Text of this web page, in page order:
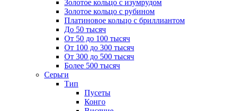
Золотое кольцо с изумрудом
Золотое кольцо с рубином
Платиновое кольцо с бриллиантом
До 50 тысяч
От 50 до 100 тысяч
От 100 до 300 тысяч
От 300 до 500 тысяч
Более 500 тысяч
Серьги
Тип
Пусеты
Конго